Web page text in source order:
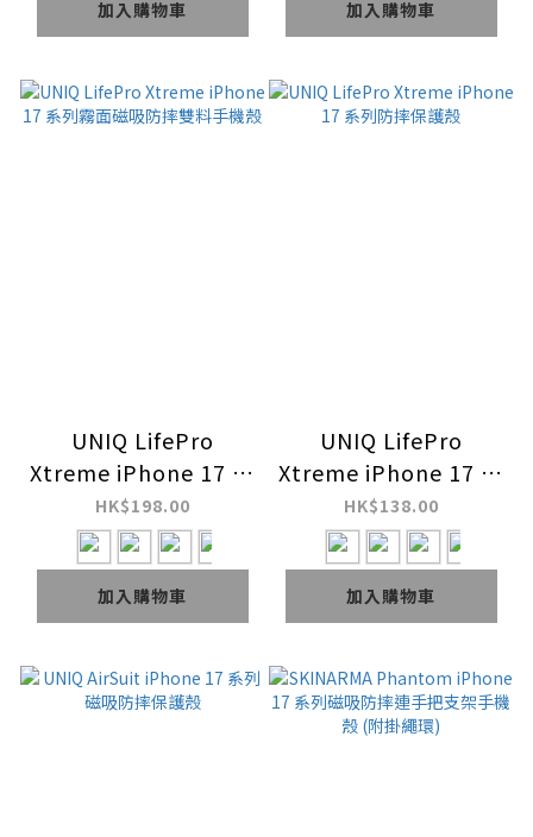
加入購物車 加入購物車
UNIQ LifePro
Xtreme iPhone 17 系
列霧面磁吸防摔雙料手
機殼
HK$198.00
加入購物車
UNIQ LifePro
Xtreme iPhone 17 系
列防摔保護殼
HK$138.00
加入購物車